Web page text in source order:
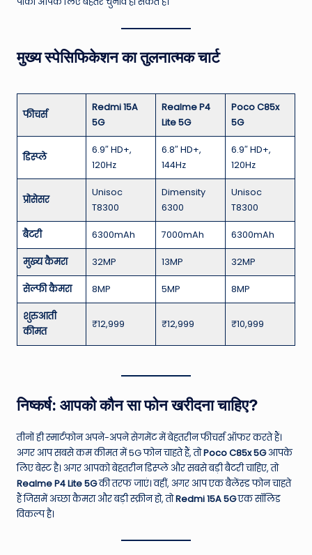
मुख्य स्पेसिफिकेशन का तुलनात्मक चार्ट
फीचर्स
Redmi 15A
5G
Realme P4
Lite 5G
Poco C85x
5G
डिस्प्ले
6.9″ HD+,
120Hz
6.8″ HD+,
144Hz
6.9″ HD+,
120Hz
प्रोसेसर
Unisoc
T8300
Dimensity
6300
Unisoc
T8300
बैटरी 6300mAh 7000mAh 6300mAh
मुख्य कैमरा 32MP 13MP 32MP
सेल्फी कैमरा 8MP 5MP 8MP
शुरुआती
कीमत
₹12,999 ₹12,999 ₹10,999
निष्कर्ष: आपको कौन सा फोन खरीदना चाहिए?
तीनों ही स्मार्टफोन अपने-अपने सेगमेंट में बेहतरीन फीचर्स ऑफर करते हैं।
अगर आप सबसे कम कीमत में 5G फोन चाहते हैं, तोPoco C85x 5Gआपके
लिए बेस्ट है। अगर आपको बेहतरीन डिस्प्ले और सबसे बड़ी बैटरी चाहिए, तो
Realme P4 Lite 5Gकी तरफ जाएं। वहीं, अगर आप एक बैलेंस्ड फोन चाहते
हैं जिसमें अच्छा कैमरा और बड़ी स्क्रीन हो, तोRedmi 15A 5Gएक सॉलिड
विकल्प है।